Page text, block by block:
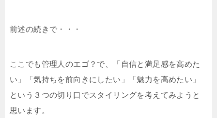
前述の続きで・・・
ここでも管理人のエゴ？で、「自信と満足感を高めた
い」「気持ちを前向きにしたい」「魅力を高めたい」
という３つの切り口でスタイリングを考えてみようと
思います。